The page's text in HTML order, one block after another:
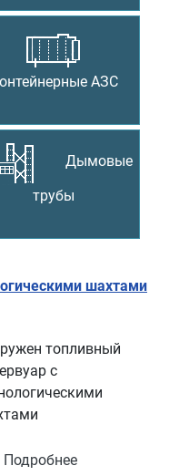
АЗС
Дымовые
трубы
шахтами
топливный
с
Подробнее